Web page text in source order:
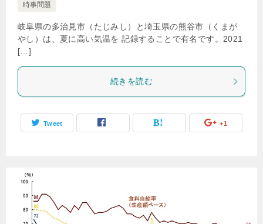
時事問題
岐阜県の多治見市（たじみし）と埼玉県の熊谷市（くまが
やし）は、夏に高い気温を 記録することで有名です。2021
[…]
続きを読む
Tweet +1